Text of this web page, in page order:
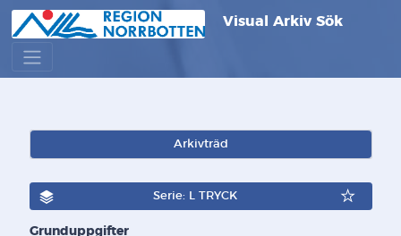
Visual Arkiv Sök
Arkivträd
Serie: L TRYCK
Grunduppgifter